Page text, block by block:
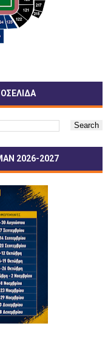
2026-2027